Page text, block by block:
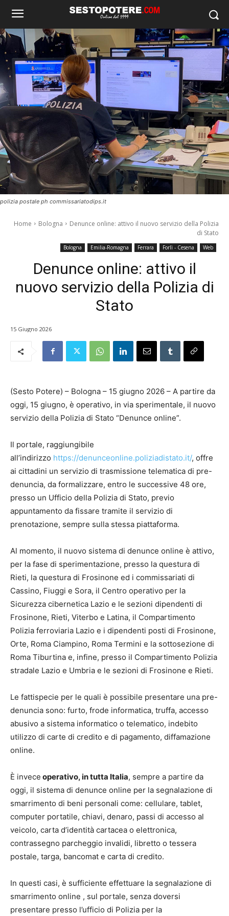
polizia postale ph commissariatodips.it
Home Bologna
Denunce online: attivo il nuovo servizio della Polizia
di Stato
Bologna Emilia-Romagna Ferrara Forlì - Cesena Web
Denunce online: attivo il
nuovo servizio della Polizia di
Stato
15 Giugno 2026
(Sesto Potere) – Bologna – 15 giugno 2026 – A partire da
oggi, 15 giugno, è operativo, in via sperimentale, il nuovo
servizio della Polizia di Stato “Denunce online”.
Il portale, raggiungibile
all’indirizzo https://denunceonline.poliziadistato.it/, offre
ai cittadini un servizio di trasmissione telematica di pre-
denuncia, da formalizzare, entro le successive 48 ore,
presso un Ufficio della Polizia di Stato, previo
appuntamento da fissare tramite il servizio di
prenotazione, sempre sulla stessa piattaforma.
Al momento, il nuovo sistema di denunce online è attivo,
per la fase di sperimentazione, presso la questura di
Rieti, la questura di Frosinone ed i commissariati di
Cassino, Fiuggi e Sora, il Centro operativo per la
Sicurezza cibernetica Lazio e le sezioni dipendenti di
Frosinone, Rieti, Viterbo e Latina, il Compartimento
Polizia ferroviaria Lazio e i dipendenti posti di Frosinone,
Orte, Roma Ciampino, Roma Termini e la sottosezione di
Roma Tiburtina e, infine, presso il Compartimento Polizia
stradale Lazio e Umbria e le sezioni di Frosinone e Rieti.
Le fattispecie per le quali è possibile presentare una pre-
denuncia sono: furto, frode informatica, truffa, accesso
abusivo a sistema informatico o telematico, indebito
utilizzo di carte di credito e di pagamento, diffamazione
online.
È invece operativo, in tutta Italia, sempre a partire da
oggi, il sistema di denunce online per la segnalazione di
smarrimento di beni personali come: cellulare, tablet,
computer portatile, chiavi, denaro, passi di accesso al
veicolo, carta d’identità cartacea o elettronica,
contrassegno parcheggio invalidi, libretto o tessera
postale, targa, bancomat e carta di credito.
In questi casi, è sufficiente effettuare la segnalazione di
smarrimento online , sul portale, senza doversi
presentare presso l’ufficio di Polizia per la